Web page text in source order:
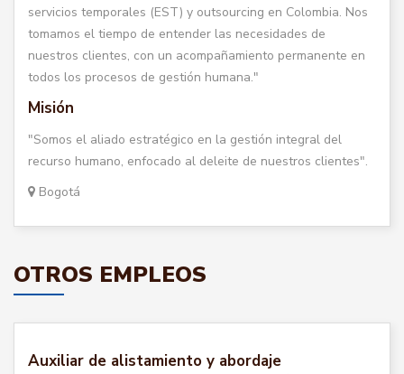
servicios temporales (EST) y outsourcing en Colombia. Nos
tomamos el tiempo de entender las necesidades de
nuestros clientes, con un acompañamiento permanente en
todos los procesos de gestión humana."
Misión
"Somos el aliado estratégico en la gestión integral del
recurso humano, enfocado al deleite de nuestros clientes".
Bogotá
OTROS EMPLEOS
Auxiliar de alistamiento y abordaje